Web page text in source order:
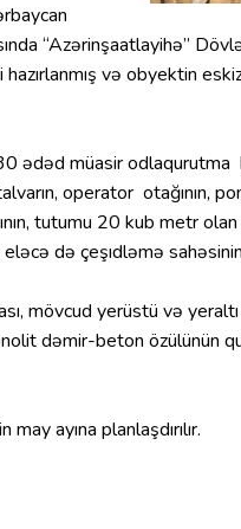
“Azərinşaatlayihə”
və obyektin
müasir odlaqurutma
operator otağının,
tutumu 20 kub metr
də çeşıdləmə
mövcud yerüstü və
dəmir-beton özülünün
ayına planlaşdırılır.